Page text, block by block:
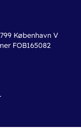
København V
FOB165082